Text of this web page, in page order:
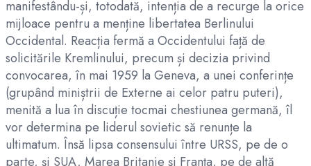
manifestându-și, totodată, intenția de a recurge la orice
mijloace pentru a menține libertatea Berlinului
Occidental. Reacția fermă a Occidentului față de
solicitările Kremlinului, precum și decizia privind
convocarea, în mai 1959 la Geneva, a unei conferințe
(grupând miniștrii de Externe ai celor patru puteri),
menită a lua în discuție tocmai chestiunea germană, îl
vor determina pe liderul sovietic să renunțe la
ultimatum. Însă lipsa consensului între URSS, pe de o
parte, și SUA, Marea Britanie și Franța, pe de altă